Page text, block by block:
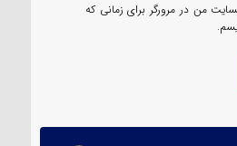
من در مرورگر برای زمانی که